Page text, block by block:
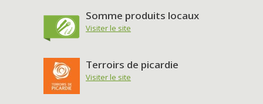
Somme produits locaux
Visiter le site
Terroirs de picardie
Visiter le site